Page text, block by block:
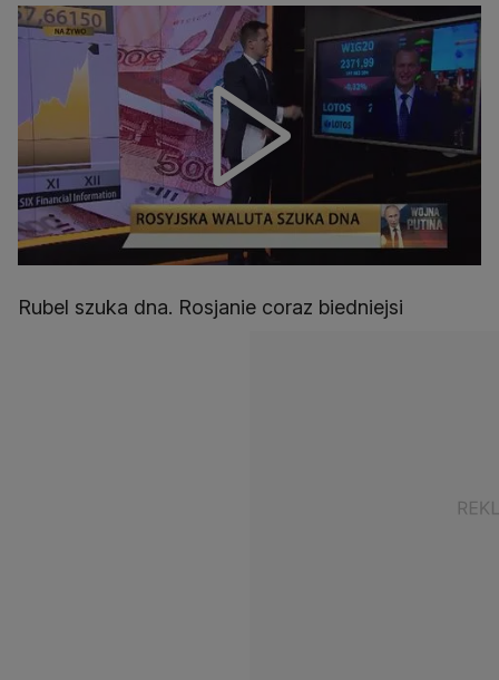
Rubel szuka dna. Rosjanie coraz biedniejsi